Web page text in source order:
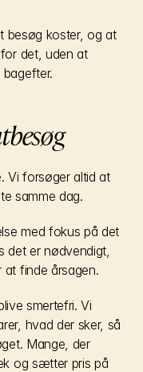
besøg koster, og at
det, uden at
Vi forsøger altid at
samme dag.
med fokus på det
det er nødvendigt,
finde årsagen.
smertefri. Vi
hvad der sker, så
Mange, der
og sætter pris på